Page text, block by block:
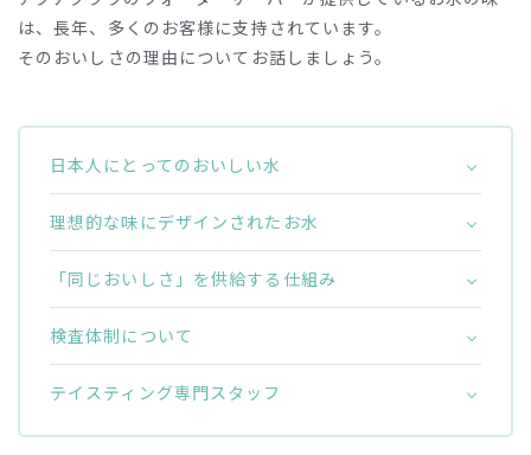
は、長年、多くのお客様に支持されています。
そのおいしさの理由についてお話しましょう。
日本人にとってのおいしい水
理想的な味にデザインされたお水
「同じおいしさ」を供給する仕組み
検査体制について
テイスティング専門スタッフ